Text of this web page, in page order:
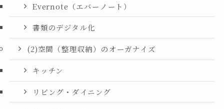
Evernote（エバーノート）
書類のデジタル化
(2)空間（整理収納）のオーガナイズ
キッチン
リビング・ダイニング